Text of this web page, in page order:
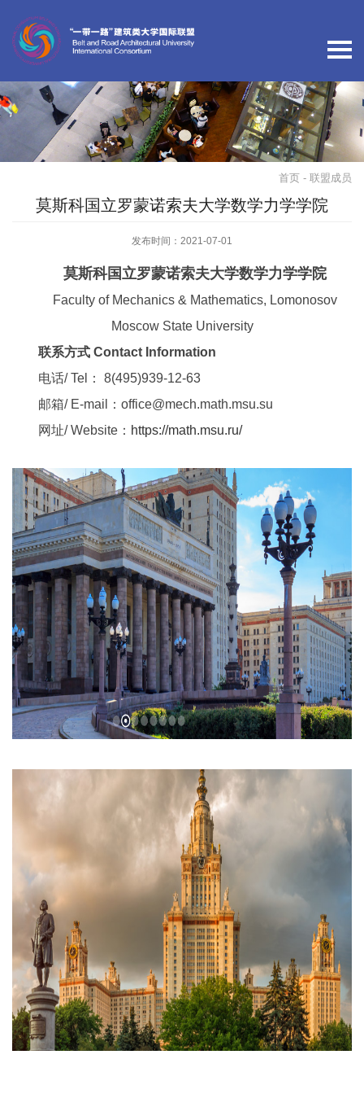
首页 - 联盟成员
莫斯科国立罗蒙诺索夫大学数学力学学院
发布时间：2021-07-01
莫斯科国立罗蒙诺索夫大学数学力学学院
Faculty of Mechanics & Mathematics, Lomonosov
Moscow State University
联系方式 Contact Information
电话/ Tel： 8(495)939-12-63
邮箱/ E-mail：office@mech.math.msu.su
网址/ Website： https://math.msu.ru/